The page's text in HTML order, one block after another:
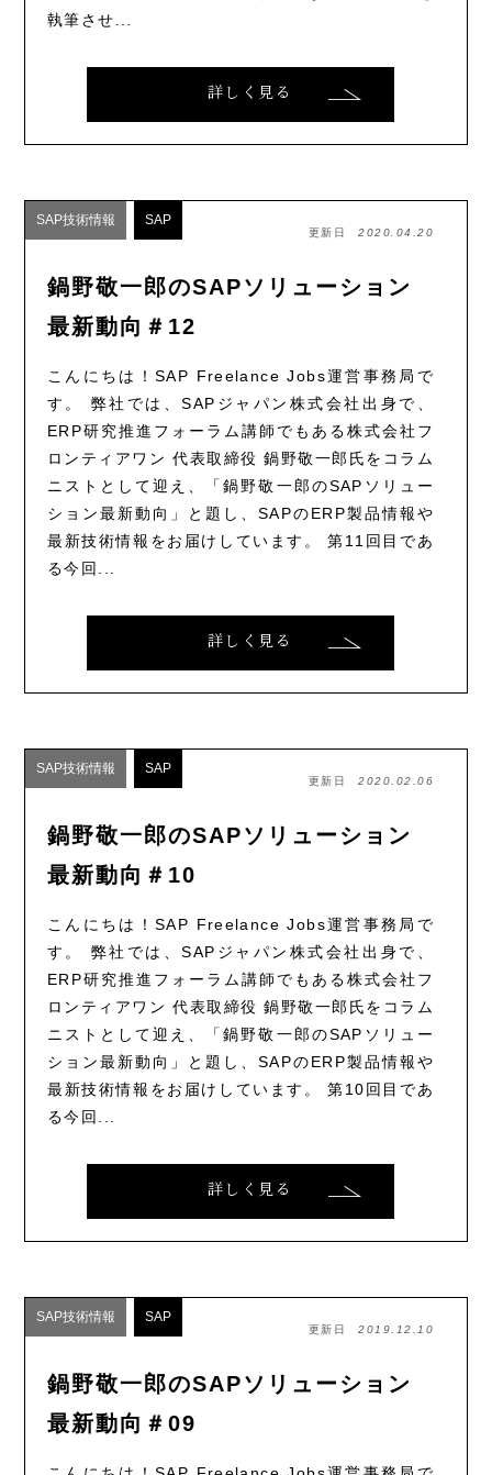
執筆させ...
詳しく見る
SAP技術情報 SAP
更新日2020.04.20
鍋野敬一郎のSAPソリューション
最新動向＃12
こんにちは！SAP Freelance Jobs運営事務局で
す。 弊社では、SAPジャパン株式会社出身で、
ERP研究推進フォーラム講師でもある株式会社フ
ロンティアワン 代表取締役 鍋野敬一郎氏をコラム
ニストとして迎え、「鍋野敬一郎のSAPソリュー
ション最新動向」と題し、SAPのERP製品情報や
最新技術情報をお届けしています。 第11回目であ
る今回...
詳しく見る
SAP技術情報 SAP
更新日2020.02.06
鍋野敬一郎のSAPソリューション
最新動向＃10
こんにちは！SAP Freelance Jobs運営事務局で
す。 弊社では、SAPジャパン株式会社出身で、
ERP研究推進フォーラム講師でもある株式会社フ
ロンティアワン 代表取締役 鍋野敬一郎氏をコラム
ニストとして迎え、「鍋野敬一郎のSAPソリュー
ション最新動向」と題し、SAPのERP製品情報や
最新技術情報をお届けしています。 第10回目であ
る今回...
詳しく見る
SAP技術情報 SAP
更新日2019.12.10
鍋野敬一郎のSAPソリューション
最新動向＃09